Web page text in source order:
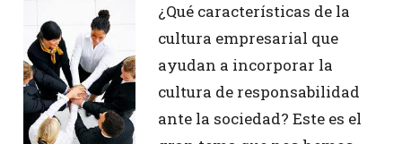
¿Qué características de la
cultura empresarial que
ayudan a incorporar la
cultura de responsabilidad
ante la sociedad? Este es el